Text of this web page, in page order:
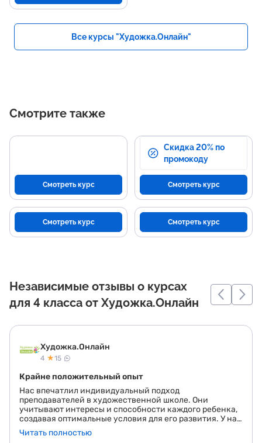
Все курсы "Художка.Онлайн"
Смотрите также
Смотреть курс
Скидка 20% по
промокоду
Смотреть курс
Смотреть курс Смотреть курс
Независимые отзывы о курсах
для 4 класса от Художка.Онлайн
Художка.Онлайн
4 ★15
Крайне положительный опыт
Нас впечатлил индивидуальный подход
преподавателей в художественной школе. Они
учитывают интересы и способности каждого ребенка,
создавая оптимальные условия для его развития. У нас
дочка пришла с довольно минимальным уровнем, а
сейчас уверенно рисует и радуется тому, как с каждым
Читать полностью